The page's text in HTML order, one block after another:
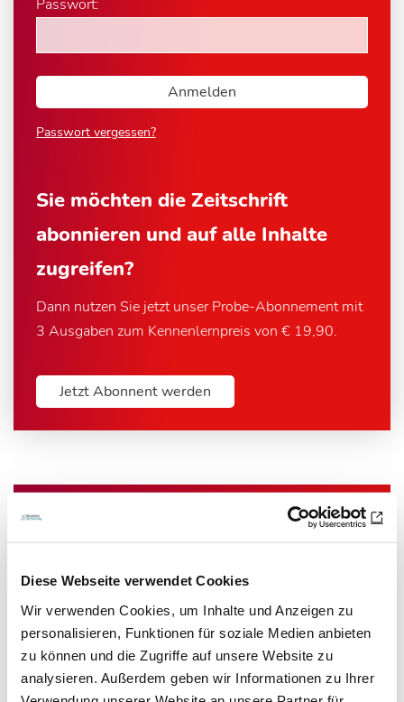
Diese Webseite verwendet Cookies
Wir verwenden Cookies, um Inhalte und Anzeigen zu
personalisieren, Funktionen für soziale Medien anbieten
zu können und die Zugriffe auf unsere Website zu
analysieren. Außerdem geben wir Informationen zu Ihrer
Newsletter­anmeldung
Newsletter informiert Sie jede Woche kostenfrei
über die wichtigsten Branchen-News, aktuelle
Themen und die neusten Stellenangebote.
E-Mail-Adresse
Passwort:
Passwort vergessen?
Sie möchten die Zeitschrift
abonnieren und auf alle Inhalte
zugreifen?
Dann nutzen Sie jetzt unser Probe-Abonnement mit
3 Ausgaben zum Kennenlernpreis von € 19,90.
Jetzt Abonnent werden